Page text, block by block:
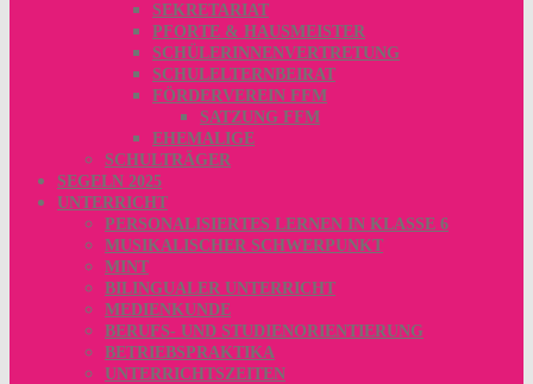
SEKRETARIAT
PFORTE & HAUSMEISTER
SCHÜLERINNENVERTRETUNG
SCHULELTERNBEIRAT
FÖRDERVEREIN FFM
SATZUNG FFM
EHEMALIGE
SCHULTRÄGER
SEGELN 2025
UNTERRICHT
PERSONALISIERTES LERNEN IN KLASSE 6
MUSIKALISCHER SCHWERPUNKT
MINT
BILINGUALER UNTERRICHT
MEDIENKUNDE
BERUFS- UND STUDIENORIENTIERUNG
BETRIEBSPRAKTIKA
UNTERRICHTSZEITEN